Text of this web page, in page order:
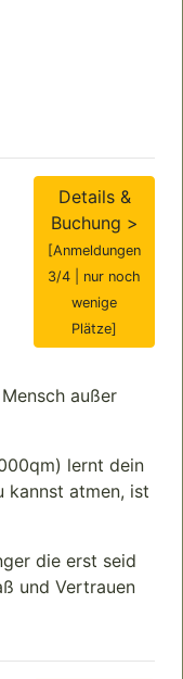
Details &
Buchung >
[Anmeldungen
3/4 | nur noch
wenige
Plätze]
außer
lernt dein
kannst atmen, ist
die erst seid
und Vertrauen